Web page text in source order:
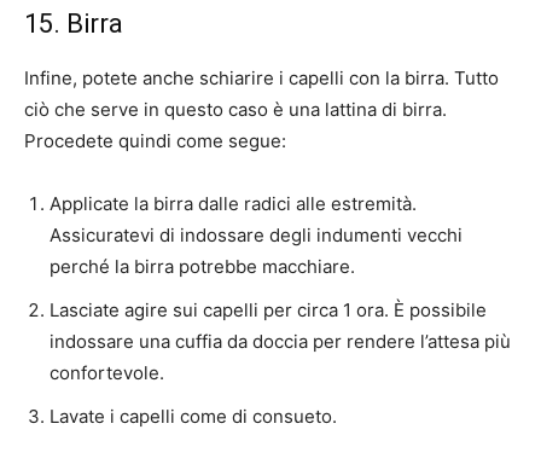
15. Birra
Infine, potete anche schiarire i capelli con la birra. Tutto
ciò che serve in questo caso è una lattina di birra.
Procedete quindi come segue:
Applicate la birra dalle radici alle estremità.
Assicuratevi di indossare degli indumenti vecchi
perché la birra potrebbe macchiare.
Lasciate agire sui capelli per circa 1 ora. È possibile
indossare una cuffia da doccia per rendere l’attesa più
confortevole.
Lavate i capelli come di consueto.